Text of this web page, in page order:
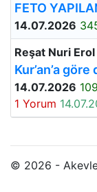
FETO
14.07.2026
Reşat Nuri Erol
Kur’an’a
14.07.2026
1 Yorum
© 2026 -